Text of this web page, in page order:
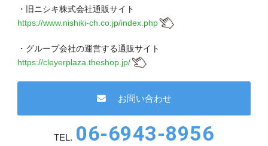
・旧ニシキ株式会社通販サイト
https://www.nishiki-ch.co.jp/index.php
・グループ会社の運営する通販サイト
https://cleyerplaza.theshop.jp/
お問い合わせ
TEL. 06-6943-8956